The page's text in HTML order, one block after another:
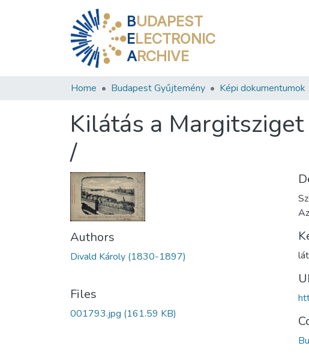
BUDAPEST
ELECTRONIC
ARCHIVE
Home Budapest Gyűjtemény Képi dokumentumok
Kilátás a
/
Authors
Divald Károly (1830-1897)
Files
001793.jpg (161.59 KB)